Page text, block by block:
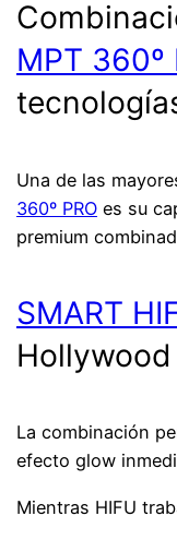
MPT 360º
Una de las
360º PRO es su
premium
SMART
Hollywood
La combinación
efecto glow
Mientras HIFU